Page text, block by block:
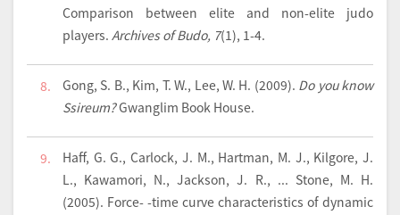
Comparison between elite and non-elite judo
players. Archives of Budo, 7(1), 1-4.
8. Gong, S. B., Kim, T. W., Lee, W. H. (2009). Do you know
Ssireum?Gwanglim Book House.
9.
Haff, G. G., Carlock, J. M., Hartman, M. J., Kilgore, J.
L., Kawamori, N., Jackson, J. R., ... Stone, M. H.
(2005). Force- -time curve characteristics of dynamic